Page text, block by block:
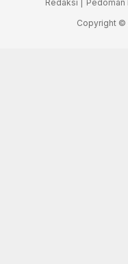
Redaksi | Pedoman
Copyright ©